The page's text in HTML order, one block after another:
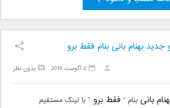
بهنام بانی بنام فقط برو
بدون نظر 2 آگوست 2019
بانیبنام “فقط برو” با لینک مستقیم